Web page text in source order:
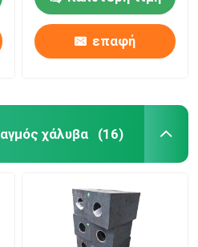
μεγέθους
επαφή
χάλυβα (16)